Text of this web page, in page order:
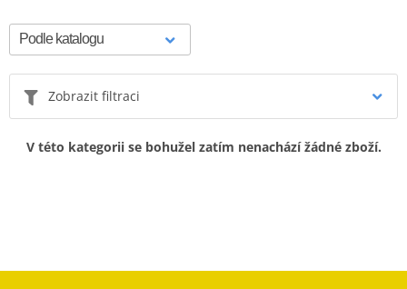
Zobrazit filtraci
V této kategorii se bohužel zatím nenachází žádné zboží.